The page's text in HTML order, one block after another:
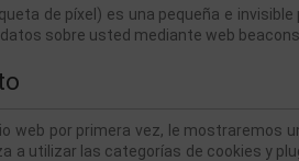
de píxel) es una pequeña e
sobre usted mediante web
web por primera vez, le mostraremos
a utilizar las categorías de cookies y